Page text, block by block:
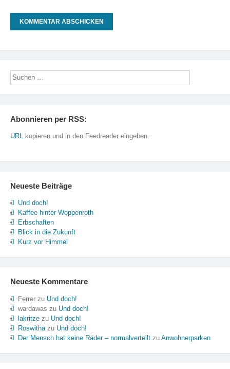
Abonnieren per RSS:
URLkopieren und in den Feedreader eingeben.
Neueste Beiträge
Und doch!
Kaffee hinter Woppenroth
Erbschaften
Blick in die Zukunft
Kurz vor Himmel
Neueste Kommentare
Ferrerzu Und doch!
wardawas zu Und doch!
lakritzezu Und doch!
Roswithazu Und doch!
Der Mensch hat keine Räder – normalverteiltzu Anwohnerparken